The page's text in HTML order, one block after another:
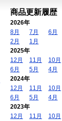
商品更新履歴
2026年
8月
7月 6月
2月
1月
2025年
12月
11月 10月
6月
5月 4月
2024年
12月
11月 10月
6月
5月 4月
2023年
12月
11月 10月